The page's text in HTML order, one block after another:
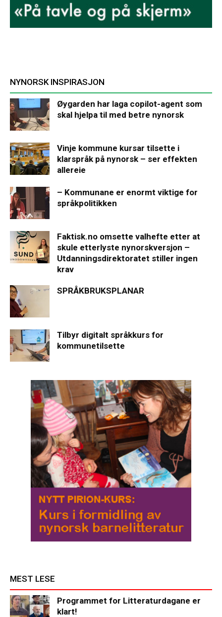
NYNORSK INSPIRASJON
Øygarden har laga copilot-agent som
skal hjelpa til med betre nynorsk
Vinje kommune kursar tilsette i
klarspråk på nynorsk – ser effekten
allereie
– Kommunane er enormt viktige for
språkpolitikken
Faktisk.no omsette valhefte etter at
skule etterlyste nynorskversjon –
Utdanningsdirektoratet stiller ingen
krav
SPRÅKBRUKSPLANAR
Tilbyr digitalt språkkurs for
kommunetilsette
MEST LESE
Programmet for Litteraturdagane er
klart!